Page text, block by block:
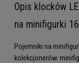
Opis klocków
na minifigurki
Pojemniki na
kolekcjonerów